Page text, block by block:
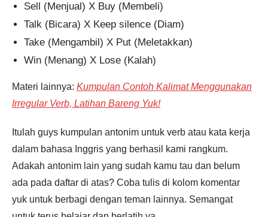
Sell (Menjual) X Buy (Membeli)
Talk (Bicara) X Keep silence (Diam)
Take (Mengambil) X Put (Meletakkan)
Win (Menang) X Lose (Kalah)
Materi lainnya: Kumpulan Contoh Kalimat Menggunakan
Irregular Verb, Latihan Bareng Yuk!
Itulah guys kumpulan antonim untuk verb atau kata kerja
dalam bahasa Inggris yang berhasil kami rangkum.
Adakah antonim lain yang sudah kamu tau dan belum
ada pada daftar di atas? Coba tulis di kolom komentar
yuk untuk berbagi dengan teman lainnya. Semangat